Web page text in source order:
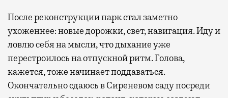
После реконструкции парк стал заметно
ухоженнее: новые дорожки, свет, навигация. Иду и
ловлю себя на мысли, что дыхание уже
перестроилось на отпускной ритм. Голова,
кажется, тоже начинает поддаваться.
Окончательно сдаюсь в Сиреневом саду посреди